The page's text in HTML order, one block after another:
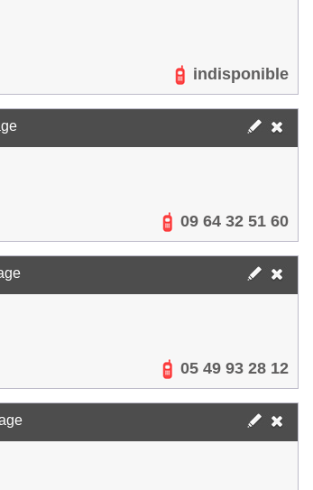
indisponible
09 64 32 51 60
05 49 93 28 12